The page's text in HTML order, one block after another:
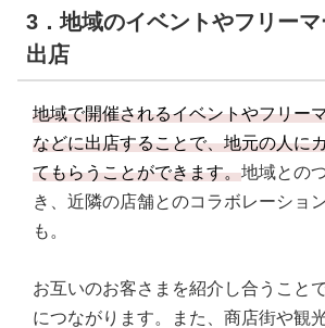
3．地域のイベントやフリー
出店
地域で開催されるイベントやフリー
などに出店することで、地元の人に
てもらうことができます。地域との
き、近隣の店舗とのコラボレーショ
も。
お互いのお客さまを紹介し合うこと
につながります。また、商店街や観